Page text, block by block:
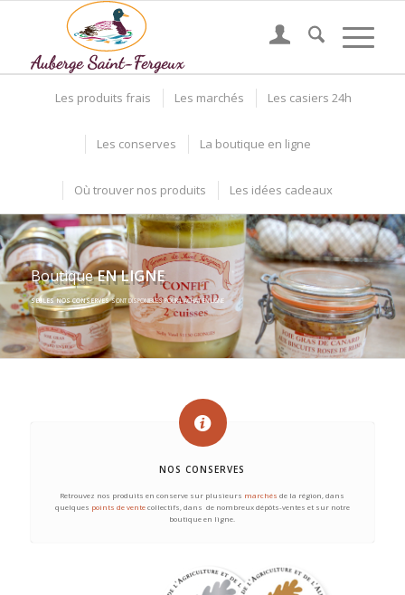
Les produits frais Les marchés Les casiers 24h
Les conserves La boutique en ligne
Où trouver nos produits Les idées cadeaux
BoutiqueEN LIGNE
SEULES NOS CONSERVES SONT DISPONIBLES POUR L’ACHAT EN LIGNE
NOS CONSERVES
Retrouvez nos produits en conserve sur plusieurs marchésde la région, dans
quelques points de ventecollectifs, dans de nombreux dépôts-ventes et sur notre
boutique en ligne.